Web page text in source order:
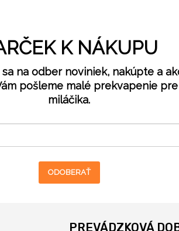
K NÁKUPU
na odber noviniek, nakúpte a
pošleme malé prekvapenie pre
miláčika.
ODOBERAŤ
PREVÁDZKOVÁ